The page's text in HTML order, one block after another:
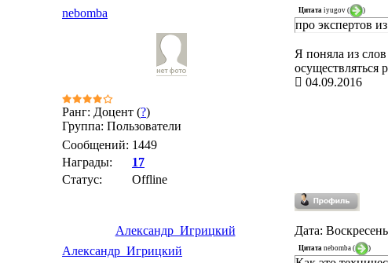
nebomba
Ранг: Доцент (?)
Группа: Пользователи
Сообщений: 1449
Награды:
17
Статус:
Offline
Цитата iyugov ( )
про экспертов
Я поняла из
осуществляться
04.09.2016
Александр_Игрицкий Дата:
Александр_Игрицкий
Цитата nebomba ( )